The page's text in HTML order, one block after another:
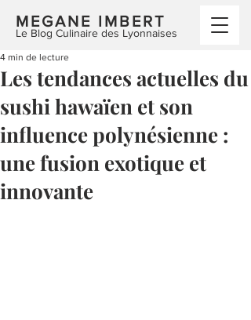
MEGANE IMBERT
Le Blog Culinaire des Lyonnaises
Les tendances actuelles du
sushi hawaïen et son
influence polynésienne :
une fusion exotique et
innovante
4 min de lecture